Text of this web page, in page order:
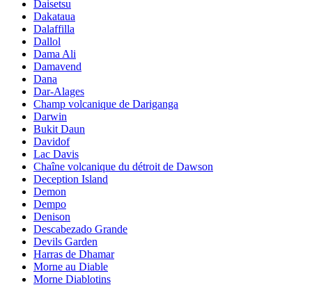
Daisetsu
Dakataua
Dalaffilla
Dallol
Dama Ali
Damavend
Dana
Dar-Alages
Champ volcanique de Dariganga
Darwin
Bukit Daun
Davidof
Lac Davis
Chaîne volcanique du détroit de Dawson
Deception Island
Demon
Dempo
Denison
Descabezado Grande
Devils Garden
Harras de Dhamar
Morne au Diable
Morne Diablotins